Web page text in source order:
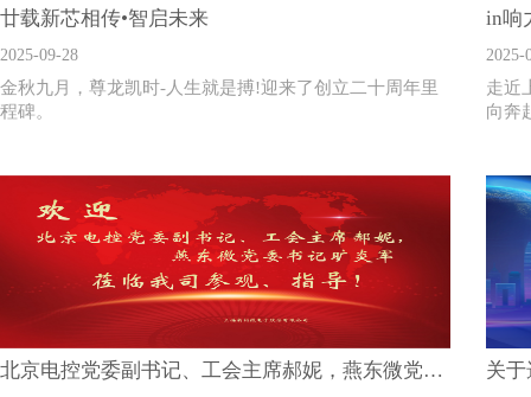
廿载新芯相传•智启未来
2025-09-28
金秋九月，尊龙凯时-人生就是搏!迎来了创立二十周年里
程碑。
2025-
走近
向奔
北京电控党委副书记、工会主席郝妮，燕东微党委书记旷炎军莅临尊龙凯时-人生就是搏! 关